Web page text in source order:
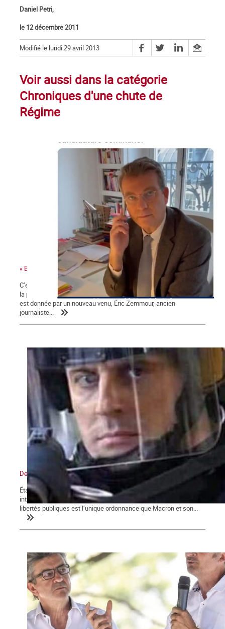
Daniel Petri,
le 12 décembre 2011
Modifié le lundi 29 avril 2013
Voir aussi dans la catégorie
Chroniques d'une chute de
Régime
« Bonjour Jean-Luc, c’est Arnaud Montebourg »
C’est une campagne présidentielle encore plus nauséabonde que
la précédente. Une campagne « à droite toute » dont la mesure
est donnée par un nouveau venu, Éric Zemmour, ancien
journaliste...
De l’état d’urgence sanitaire à l’État policier
État d’urgence, confinements, couvre-feu, attestations de sorties,
interdictions de rassemblements, la restriction des droits et
libertés publiques est l’unique ordonnance que Macron et son...